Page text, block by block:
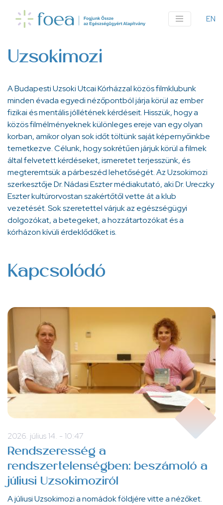
tartalomra
EN
Uzsokimozi
A Budapesti Uzsoki Utcai Kórházzal közös filmklubunk
minden évada egyedi nézőpontból járja körül az ember
fizikai és mentális jóllétének kérdéseit. Hisszük, hogy a
közös filmélményeknek különleges ereje van egy olyan
korban, amikor olyan sok időt töltünk saját képernyőinkbe
temetkezve. Célunk, hogy sokrétűen járjuk körül a filmek
által felvetett kérdéseket, ismeretet terjesszünk, és
megteremtsük a párbeszéd lehetőségét. Az Uzsokimozi
szerkesztője Dr. Nádasi Eszter médiakutató, aki Dr. Ureczky
Eszter kultúrorvostan szakértőtől vette át a klub
vezetését. Sok szeretettel várjuk az egészségügyi
dolgozókat, a betegeket, a hozzátartozókat és a
kórházon kívüli érdeklődőket is.
Kapcsolódó
2026. július 14. - 10:47
Rendszeresség a
rendszertelenségben: beszámoló a
júliusi Uzsokimoziról
A júliusi Uzsokimozi a nomádok földjére vitte a nézőket.